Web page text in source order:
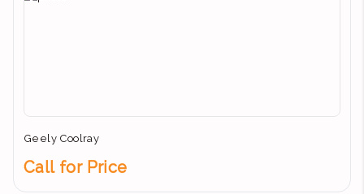
Geely Coolray
Call for Price